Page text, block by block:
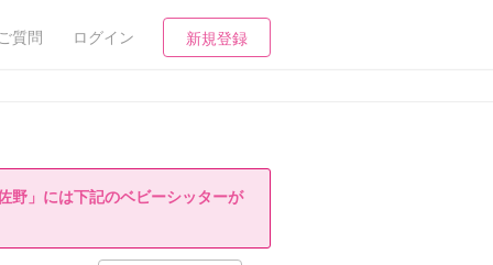
質問 ログイン 新規登録
野」には下記のベビーシッターが